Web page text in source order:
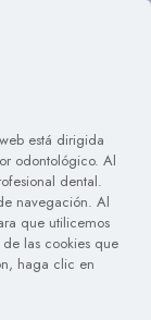
está dirigida
odontológico. Al
dental.
navegación. Al
que utilicemos
las cookies que
haga clic en